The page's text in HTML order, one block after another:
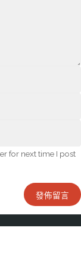
for next time I post